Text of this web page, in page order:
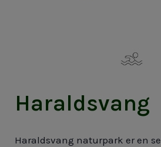
Haraldsvang
Haraldsvang naturpark er en